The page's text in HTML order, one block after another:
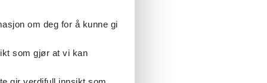
om deg for å kunne gi
som gjør at vi kan